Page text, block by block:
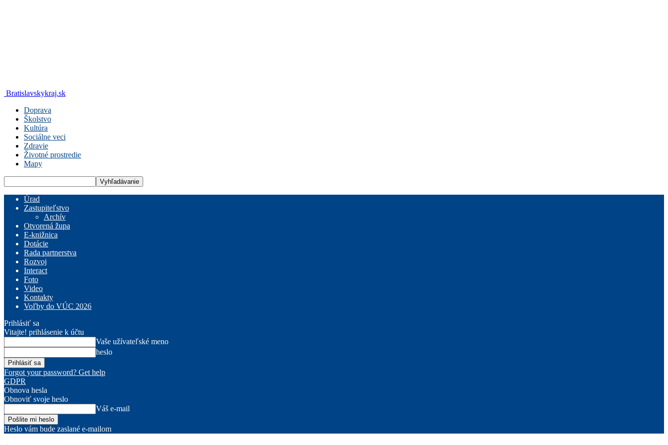
Bratislavskykraj.sk
Doprava
Školstvo
Kultúra
Sociálne veci
Zdravie
Životné prostredie
Mapy
Úrad
Zastupiteľstvo
Archív
Otvorená župa
E-knižnica
Dotácie
Rada partnerstva
Rozvoj
Interact
Foto
Video
Kontakty
Voľby do VÚC 2026
Prihlásiť sa
Vitajte! prihlásenie k účtu
Vaše užívateľské meno
heslo
Forgot your password? Get help
GDPR
Obnova hesla
Obnoviť svoje heslo
Váš e-mail
Heslo vám bude zaslané e-mailom